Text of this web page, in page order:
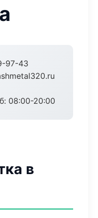
97-43
08:00-20:00
в